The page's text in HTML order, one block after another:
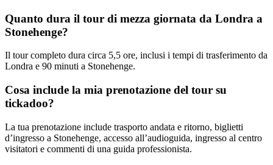
Quanto dura il tour di mezza giornata da Londra a
Stonehenge?
Il tour completo dura circa 5,5 ore, inclusi i tempi di trasferimento da
Londra e 90 minuti a Stonehenge.
Cosa include la mia prenotazione del tour su
tickadoo?
La tua prenotazione include trasporto andata e ritorno, biglietti
d’ingresso a Stonehenge, accesso all’audioguida, ingresso al centro
visitatori e commenti di una guida professionista.